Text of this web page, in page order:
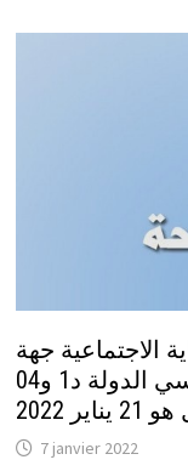
الاجتماعية جهة
الشرق: مباريات توظيف 02 مهندسي الدولة د1 و04
7 janvier 2022